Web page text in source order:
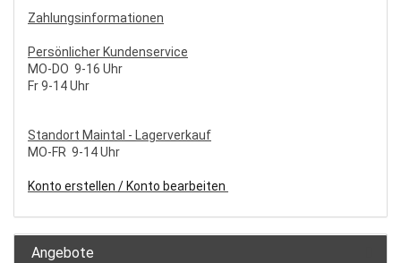
Zahlungsinformationen
Persönlicher Kundenservice
MO-DO 9-16 Uhr
Fr 9-14 Uhr
Standort Maintal - Lagerverkauf
MO-FR 9-14 Uhr
Konto erstellen / Konto bearbeiten
Angebote